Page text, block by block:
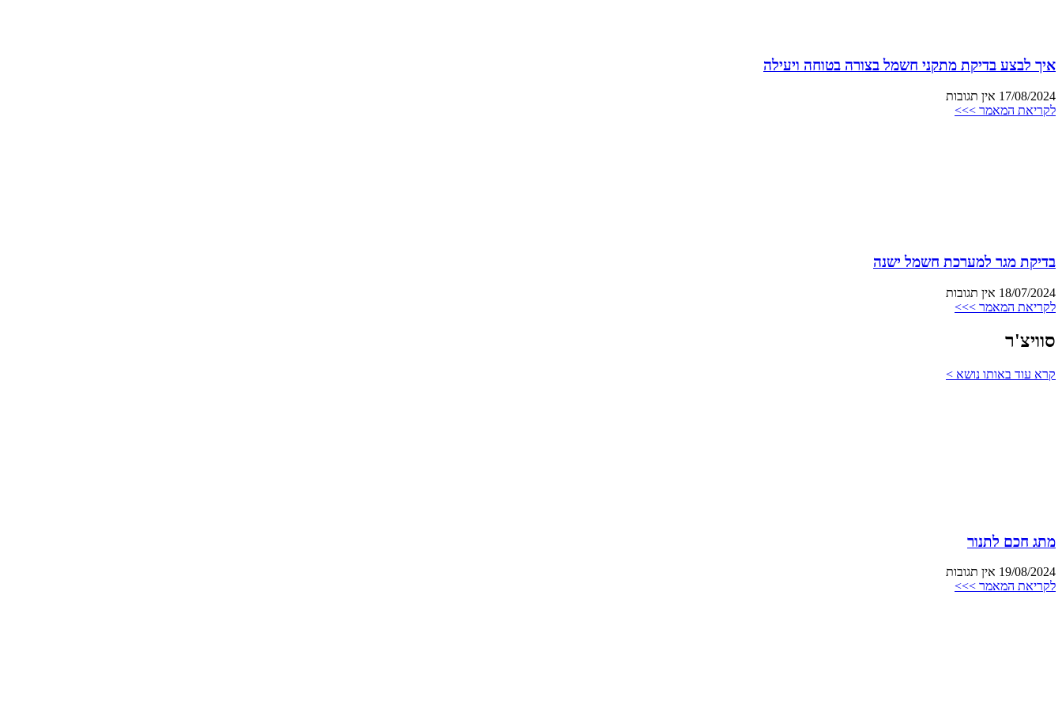
איך לבצע בדיקת מתקני חשמל בצורה בטוחה ויעילה
17/08/2024 אין תגובות
לקריאת המאמר >>>
בדיקת מגר למערכת חשמל ישנה
18/07/2024 אין תגובות
לקריאת המאמר >>>
סוויצ'ר
קרא עוד באותו נושא >
מתג חכם לתנור
19/08/2024 אין תגובות
לקריאת המאמר >>>